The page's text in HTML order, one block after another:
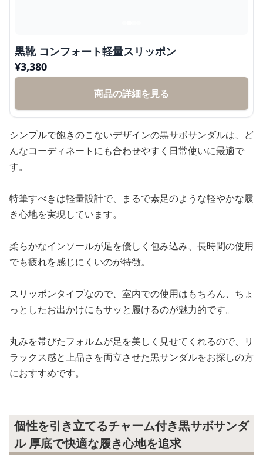
黒靴 コンフォート軽量スリッポン
¥3,380
商品の詳細を見る
シンプルで飽きのこないデザインの黒サボサンダルは、ど
んなコーディネートにも合わせやすく日常使いに最適で
す。
特筆すべきは軽量設計で、まるで素足のような軽やかな履
き心地を実現しています。
柔らかなインソールが足を優しく包み込み、長時間の使用
でも疲れを感じにくいのが特徴。
スリッポンタイプなので、室内での使用はもちろん、ちょ
っとしたお出かけにもサッと履けるのが魅力的です。
丸みを帯びたフォルムが足を美しく見せてくれるので、リ
ラックス感と上品さを両立させた黒サンダルをお探しの方
におすすめです。
個性を引き立てるチャーム付き黒サボサンダ
ル 厚底で快適な履き心地を追求